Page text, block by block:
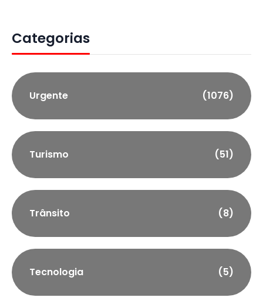
Categorias
Urgente (1076)
Turismo (51)
Trânsito (8)
Tecnologia (5)